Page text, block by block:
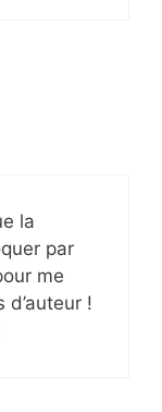
la
par
me
!